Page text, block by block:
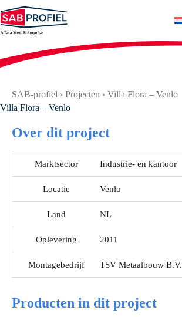
naar
de
inhoud
SAB-profiel › Projecten › Villa Flora – Venlo
Villa Flora – Venlo
Over dit project
Marktsector Industrie- en kantoor
Locatie Venlo
Land NL
Oplevering 2011
Montagebedrijf TSV Metaalbouw B.V.
Producten in dit project